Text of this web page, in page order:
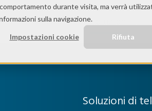
durante visita, ma verrà
sulla navigazione.
Impostazioni cookie Rifiuta
Settori Soluzioni
Soluzioni di